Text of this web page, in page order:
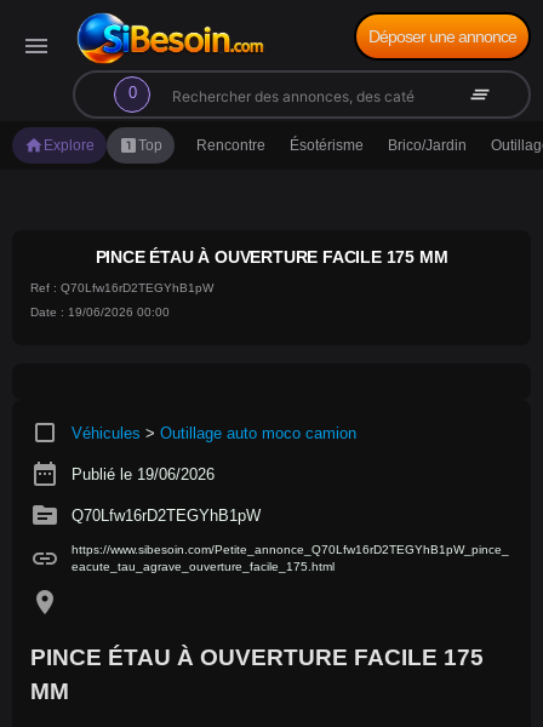
menu
0
search clear_all
Déposer une annonce
home Explore looks_oneTop Rencontre Ésotérisme Brico/Jardin
PINCE ÉTAU À OUVERTURE FACILE 175 MM
Ref : Q70Lfw16rD2TEGYhB1pW
Date : 19/06/2026 00:00
crop_square Véhicules > Outillage auto moco camion
date_range Publié le 19/06/2026
source Q70Lfw16rD2TEGYhB1pW
link
https://www.sibesoin.com/Petite_annonce_Q70Lfw16rD2TEGYhB1pW_pince_
eacute_tau_agrave_ouverture_facile_175.html
location_on
PINCE ÉTAU À OUVERTURE FACILE 175
MM